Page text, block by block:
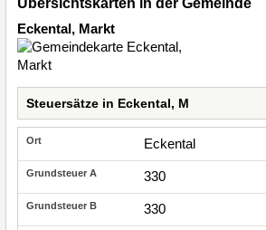
Übersichtskarten in der Gemeinde
Eckental, Markt
Steuersätze in Eckental, M
Eckental
330
330